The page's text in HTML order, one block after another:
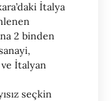
İtalya
2 binden
İtalyan
seçkin